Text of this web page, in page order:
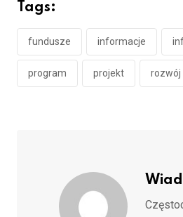
Tags:
fundusze informacje
program projekt rozwój